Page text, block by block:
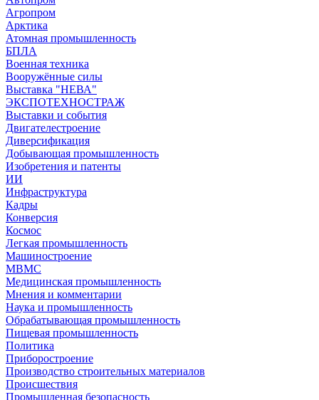
Агропром
Арктика
Атомная промышленность
БПЛА
Военная техника
Вооружённые силы
Выставка "НЕВА"
ЭКСПОТЕХНОСТРАЖ
Выставки и события
Двигателестроение
Диверсификация
Добывающая промышленность
Изобретения и патенты
ИИ
Инфраструктура
Кадры
Конверсия
Космос
Легкая промышленность
Машиностроение
МВМС
Медицинская промышленность
Мнения и комментарии
Наука и промышленность
Обрабатывающая промышленность
Пищевая промышленность
Политика
Приборостроение
Производство строительных материалов
Происшествия
Промышленная безопасность